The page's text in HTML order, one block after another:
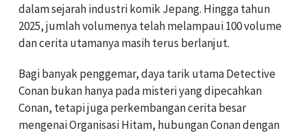
dalam sejarah industri komik Jepang. Hingga tahun
2025, jumlah volumenya telah melampaui 100 volume
dan cerita utamanya masih terus berlanjut.
Bagi banyak penggemar, daya tarik utama Detective
Conan bukan hanya pada misteri yang dipecahkan
Conan, tetapi juga perkembangan cerita besar
mengenai Organisasi Hitam, hubungan Conan dengan